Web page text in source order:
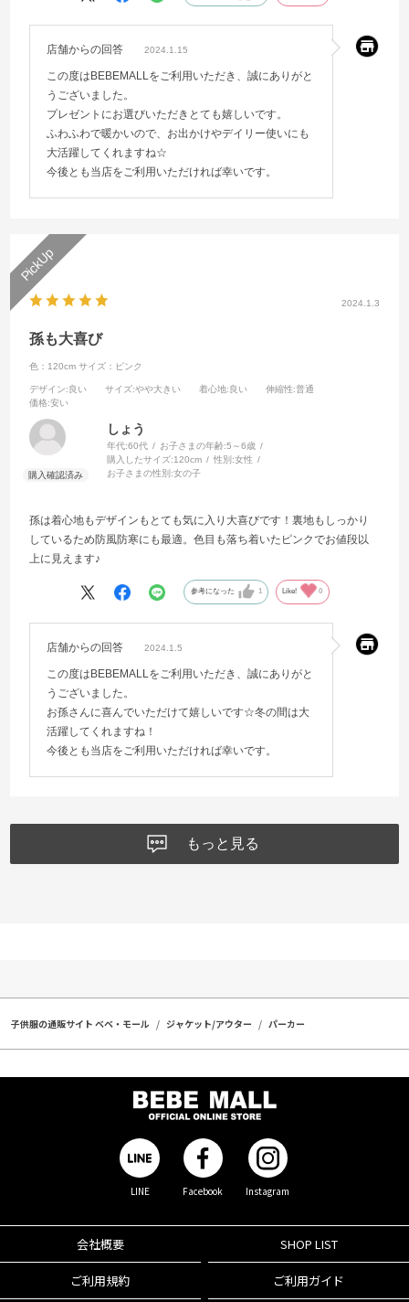
店舗からの回答 2024.1.15
この度はBEBEMALLをご利用いただき、誠にありがと
うございました。
プレゼントにお選びいただきとても嬉しいです。
ふわふわで暖かいので、お出かけやデイリー使いにも
大活躍してくれますね☆
今後とも当店をご利用いただければ幸いです。
2024.1.3
孫も大喜び
色：120cm サイズ：ピンク
デザイン:良い サイズ:やや大きい 着心地:良い 伸縮性:普通
価格:安い
しょう
年代:60代 お子さまの年齢:5～6歳
購入したサイズ:120cm 性別:女性
お子さまの性別:女の子
孫は着心地もデザインもとても気に入り大喜びです！裏地もしっかり
しているため防風防寒にも最適。色目も落ち着いたピンクでお値段以
上に見えます♪
参考になった 1 Like! 0
店舗からの回答 2024.1.5
この度はBEBEMALLをご利用いただき、誠にありがと
うございました。
お孫さんに喜んでいただけて嬉しいです☆冬の間は大
活躍してくれますね！
今後とも当店をご利用いただければ幸いです。
もっと見る
子供服の通販サイト ベベ・モール ジャケット/アウター パーカー
LINE Facebook Instagram
会社概要 SHOP LIST
ご利用規約 ご利用ガイド